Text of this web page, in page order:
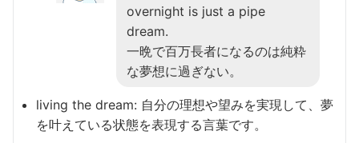
overnight is just a pipe
dream.
一晩で百万長者になるのは純粋
な夢想に過ぎない。
living the dream: 自分の理想や望みを実現して、夢
を叶えている状態を表現する言葉です。